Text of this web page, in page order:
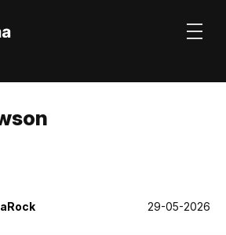
29-05-2026